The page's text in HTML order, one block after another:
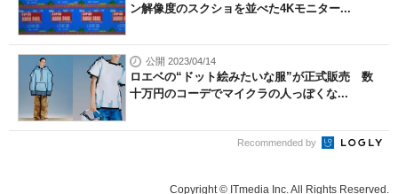
ン解像度のスクショを並べた4Kモニター...
公開 2023/04/14
ロエベの“ドット絵みたいな服”が正式販売 数
十万円のコーデでマイクラの人っぽくな...
Recommended by
Copyright © ITmedia Inc. All Rights Reserved.